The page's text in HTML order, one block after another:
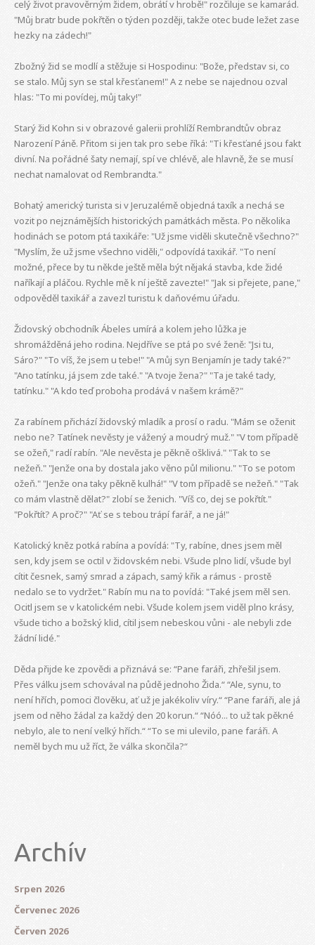
celý život pravověrným židem, obrátí v hrobě!" rozčiluje se kamarád.
"Můj bratr bude pokřtěn o týden později, takže otec bude ležet zase
hezky na zádech!"
Zbožný žid se modlí a stěžuje si Hospodinu: "Bože, představ si, co
se stalo. Můj syn se stal křesťanem!" A z nebe se najednou ozval
hlas: "To mi povídej, můj taky!"
Starý žid Kohn si v obrazové galerii prohlíží Rembrandtův obraz
Narození Páně. Přitom si jen tak pro sebe říká: "Ti křesťané jsou fakt
divní. Na pořádné šaty nemají, spí ve chlévě, ale hlavně, že se musí
nechat namalovat od Rembrandta."
Bohatý americký turista si v Jeruzalémě objedná taxík a nechá se
vozit po nejznámějších historických památkách města. Po několika
hodinách se potom ptá taxikáře: "Už jsme viděli skutečně všechno?"
"Myslím, že už jsme všechno viděli," odpovídá taxikář. "To není
možné, přece by tu někde ještě měla být nějaká stavba, kde židé
naříkají a pláčou. Rychle mě k ní ještě zavezte!" "Jak si přejete, pane,"
odpověděl taxikář a zavezl turistu k daňovému úřadu.
Židovský obchodník Ábeles umírá a kolem jeho lůžka je
shromážděná jeho rodina. Nejdříve se ptá po své ženě: "Jsi tu,
Sáro?" "To víš, že jsem u tebe!" "A můj syn Benjamín je tady také?"
"Ano tatínku, já jsem zde také." "A tvoje žena?" "Ta je také tady,
tatínku." "A kdo teď proboha prodává v našem krámě?"
Za rabínem přichází židovský mladík a prosí o radu. "Mám se oženit
nebo ne? Tatínek nevěsty je vážený a moudrý muž." "V tom případě
se ožeň," radí rabín. "Ale nevěsta je pěkně ošklivá." "Tak to se
nežeň." "Jenže ona by dostala jako věno půl milionu." "To se potom
ožeň." "Jenže ona taky pěkně kulhá!" "V tom případě se nežeň." "Tak
co mám vlastně dělat?" zlobí se ženich. "Víš co, dej se pokřtít."
"Pokřtít? A proč?" "Ať se s tebou trápí farář, a ne já!"
Katolický kněz potká rabína a povídá: "Ty, rabíne, dnes jsem měl
sen, kdy jsem se octil v židovském nebi. Všude plno lidí, všude byl
cítit česnek, samý smrad a zápach, samý křik a rámus - prostě
nedalo se to vydržet." Rabín mu na to povídá: "Také jsem měl sen.
Ocitl jsem se v katolickém nebi. Všude kolem jsem viděl plno krásy,
všude ticho a božský klid, cítil jsem nebeskou vůni - ale nebyli zde
žádní lidé."
Děda přijde ke zpovědi a přiznává se: “Pane faráři, zhřešil jsem.
Přes válku jsem schovával na půdě jednoho Žida.“ “Ale, synu, to
není hřích, pomoci člověku, ať už je jakékoliv víry.“ “Pane faráři, ale já
jsem od něho žádal za každý den 20 korun.“ “Nóó... to už tak pěkné
nebylo, ale to není velký hřích.“ “To se mi ulevilo, pane faráři. A
neměl bych mu už říct, že válka skončila?“
Archív
Srpen 2026
Červenec 2026
Červen 2026